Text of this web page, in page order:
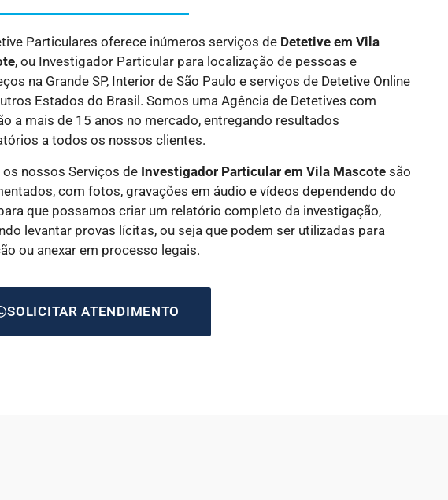
Particulares oferece inúmeros serviços de Detetiveem Vila
, ou Investigador Particular para localização de pessoas e
na Grande SP, Interior de São Paulo e serviços de Detetive Online
Estados do Brasil. Somos uma Agência de Detetives com
a mais de 15 anos no mercado, entregando resultados
a todos os nossos clientes.
os nossos Serviços de Investigador Particularem Vila Mascote são
com fotos, gravações em áudio e vídeos dependendo do
que possamos criar um relatório completo da investigação,
levantar provas lícitas, ou seja que podem ser utilizadas para
ou anexar em processo legais.
SOLICITAR ATENDIMENTO